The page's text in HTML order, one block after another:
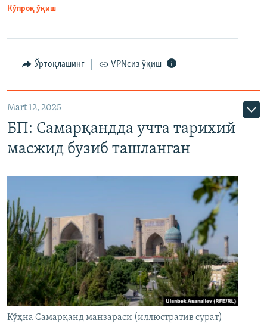
Кўпроқ ўқиш
Ўртоқлашинг VPNсиз ўқиш
Mart 12, 2025
БП: Самарқандда учта тарихий
масжид бузиб ташланган
Кўҳна Самарқанд манзараси (иллюстратив сурат)